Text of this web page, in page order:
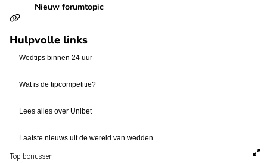
Nieuw forumtopic
Hulpvolle links
Wedtips binnen 24 uur
Wat is de tipcompetitie?
Lees alles over Unibet
Laatste nieuws uit de wereld van wedden
Top bonussen